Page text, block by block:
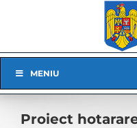
Navigation
MENIU
Proiect